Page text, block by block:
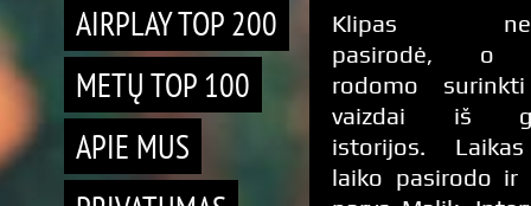
AIRPLAY TOP 200
METŲ TOP 100
APIE MUS
Klipas
pasirodė, o
rodomo
vaizdai iš
istorijos.
laiko pasirodo ir